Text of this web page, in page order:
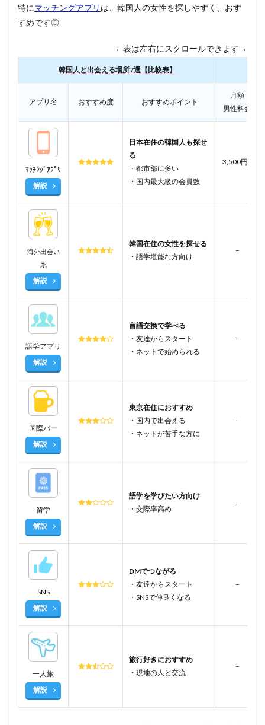
特にマッチングアプリ は、韓国人の女性を探しやすく、おす
すめです◎
←表は左右にスクロールできます→
韓国人と出会える場所7選【比較表】
アプリ名 おすすめ度 おすすめポイント
月額
男性料金
ﾏｯﾁﾝｸﾞｱﾌﾟﾘ
解説
日本在住の韓国人も探せ
る
・都市部に多い
・国内最大級の会員数
3,500円~
海外出会い
系
解説
韓国在住の女性を探せる
・語学堪能な方向け
–
語学アプリ
解説
言語交換で学べる
・友達からスタート
・ネットで始められる
–
国際バー
解説
東京在住におすすめ
・国内で出会える
・ネットが苦手な方に
–
留学
解説
語学を学びたい方向け
・交際率高め
–
SNS
解説
DMでつながる
・友達からスタート
・SNSで仲良くなる
–
一人旅
解説
旅行好きにおすすめ
・現地の人と交流
–